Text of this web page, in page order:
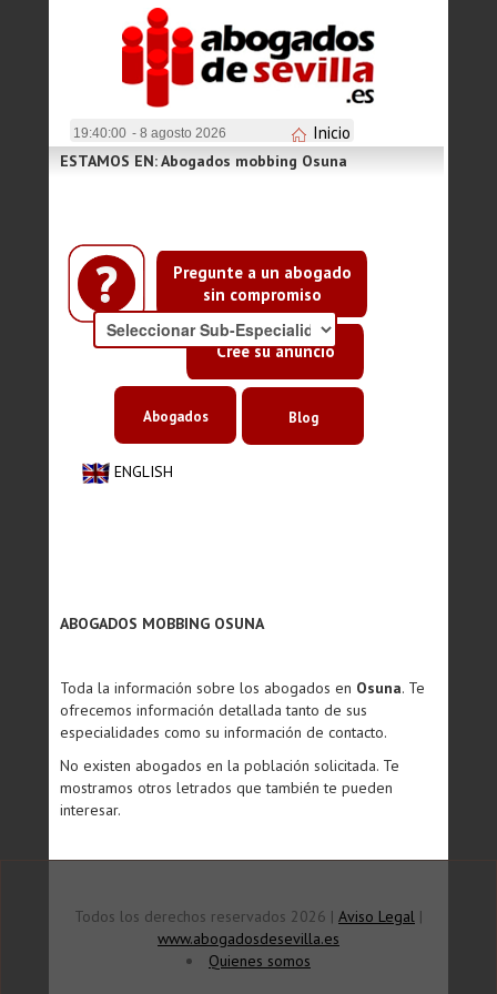
19:40:00 - 8 agosto 2026 Inicio
Pregunte a un abogado
sin compromiso
Cree su anuncio
ESTAMOS EN: Abogados mobbing Osuna
ENGLISH
Abogados Blog
ABOGADOS MOBBING OSUNA
Toda la información sobre los abogados en Osuna. Te
ofrecemos información detallada tanto de sus
especialidades como su información de contacto.
No existen abogados en la población solicitada. Te
mostramos otros letrados que también te pueden
interesar.
Todos los derechos reservados 2026 | Aviso Legal |
www.abogadosdesevilla.es
Quienes somos